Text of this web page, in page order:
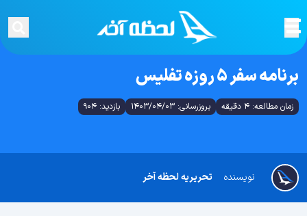
برنامه سفر 5 روزه تفلیس
زمان مطالعه: 4 دقیقه بروزرسانی: 1403/04/03 بازدید: 904
تحریریه لحظه آخر نویسنده